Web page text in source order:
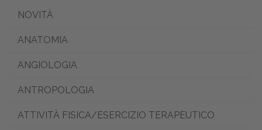
NOVITÀ
ANATOMIA
ANGIOLOGIA
ANTROPOLOGIA
ATTIVITÀ FISICA/ESERCIZIO TERAPEUTICO